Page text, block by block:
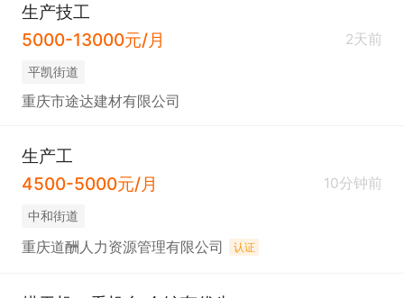
生产技工
5000-13000元/月
2天前
平凯街道
重庆市途达建材有限公司
生产工
4500-5000元/月
10分钟前
中和街道
重庆道酬人力资源管理有限公司 认证